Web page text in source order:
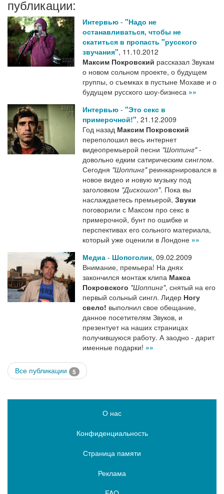
публикации:
Интервью - "Надо не
останавливаться, чтобы не
скатиться в пропасть "русского
звучания", 11.10.2012
Максим Покровский рассказал Звукам
о новом сольном проекте, о будущем
группы, о съемках в пустыне Мохаве и о
будущем русского шоу-бизнеса »»
Интервью - "Это секс в
примерочной!", 21.12.2009
Год назад Максим Покровский
переполошил весь интернет
видеопремьерой песни "Шоппинг"-
довольно едким сатирическим синглом.
Сегодня "Шоппинг"реинкарнировался в
новое видео и новую музыку под
заголовком "Дискошоп". Пока вы
наслаждаетесь премьерой, Звуки
поговорили с Максом про секс в
примерочной, бунт по ошибке и
перспективах его сольного материала,
который уже оценили в Лондоне »»
Медиа - Шопоголик, 09.02.2009
Внимание, премьера! На днях
закончился монтаж клипа Макса
Покровского "Шоппинг", снятый на его
первый сольный сингл. Лидер Ногу
свело! выполнил свое обещание,
данное посетителям Звуков, и
презентует на наших страницах
получившуюся работу. А заодно - дарит
именные подарки! »»
Все публикации 5
О нас
Конфиденциальность
Страница памяти
Реклама